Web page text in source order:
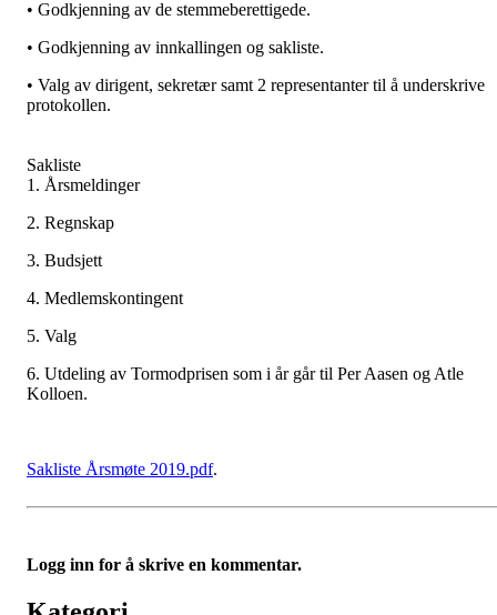
• Godkjenning av de stemmeberettigede.
• Godkjenning av innkallingen og sakliste.
• Valg av dirigent, sekretær samt 2 representanter til å underskrive
protokollen.
Sakliste
1. Årsmeldinger
2. Regnskap
3. Budsjett
4. Medlemskontingent
5. Valg
6. Utdeling av Tormodprisen som i år går til Per Aasen og Atle
Kolloen.
Sakliste Årsmøte 2019.pdf.
Logg inn for å skrive en kommentar.